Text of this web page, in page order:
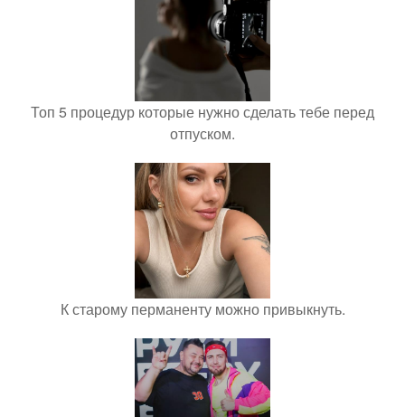
Топ 5 процедур которые нужно сделать тебе перед
отпуском.
К старому перманенту можно привыкнуть.